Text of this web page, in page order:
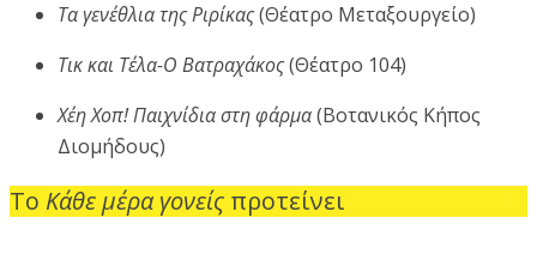
Τα γενέθλια της Ριρίκας(Θέατρο Μεταξουργείο)
Τικ και Τέλα-Ο Βατραχάκος(Θέατρο 104)
Χέη Χοπ! Παιχνίδια στη φάρμα(Βοτανικός Κήπος
Διομήδους)
Το Κάθε μέρα γονείς προτείνει